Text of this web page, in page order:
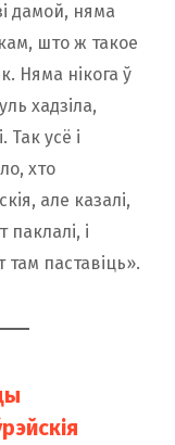
дамой, няма
што ж такое
Няма нікога ў
хадзіла,
Так усё і
хто
але казалі,
і
там паставіць».